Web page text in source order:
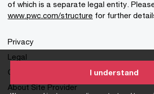
I understand
of which is a separate legal entity.
www.pwc.com/structure for further
Privacy
Legal
Cookies info
About Site Provider